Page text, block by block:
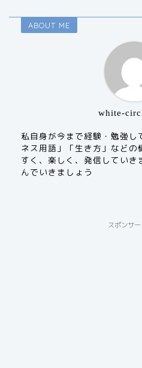
ABOUT ME
white-
私自身が今まで経験・勉強し
ネス用語」「生き方」などの
すく、楽しく、発信していき
んでいきましょう
スポンサ